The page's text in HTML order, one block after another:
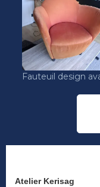
Atelier Kerisag
Fauteuil design